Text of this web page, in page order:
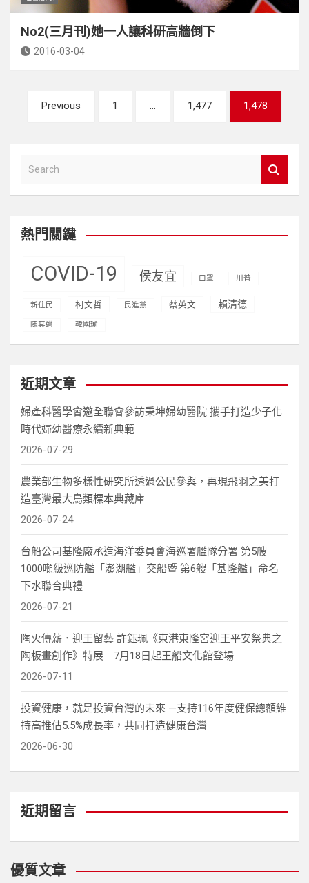
No2(三月刊)她一人讓科研高牆倒下
2016-03-04
Previous 1 ... 1,477 1,478
a
c
熱門關鍵
COVID-19 侯友宜 口罩 川普
新住民 柯文哲 民進黨 蔡英文 賴清德
陳其邁 韓國瑜
近期文章
婦產科醫學會邀全聯會參訪秉坤婦幼醫院 攜手打造少子化
時代婦幼醫療永續新典範
2026-07-29
農業部生物多樣性研究所透過公民參與，再現飛羽之美打
造臺灣最大鳥類標本典藏庫
2026-07-24
台船公司基隆廠承造海洋委員會海巡署艦隊分署 第5艘
1000噸級巡防艦「澎湖艦」交船暨 第6艘「基隆艦」命名
下水聯合典禮
2026-07-21
陶火傳薪．迎王留藝 許鈺珮《東港東隆宮迎王平安祭典之
陶板畫創作》特展 7月18日起王船文化館登場
2026-07-11
投資健康，就是投資台灣的未來 —支持116年度健保總額維
持高推估5.5%成長率，共同打造健康台灣
2026-06-30
近期留言
優質文章